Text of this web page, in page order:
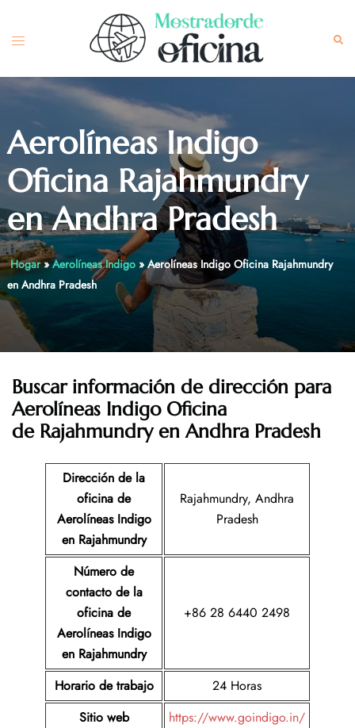
content
Toggle
Aerolíneas Indigo
Oficina Rajahmundry
en Andhra Pradesh
Hogar»Aerolíneas Indigo»Aerolíneas Indigo Oficina Rajahmundry
en Andhra Pradesh
Buscar información de dirección para
Aerolíneas Indigo Oficina
de Rajahmundry en Andhra Pradesh
Dirección de la
oficina de
Aerolíneas Indigo
en Rajahmundry
Rajahmundry, Andhra
Pradesh
Número de
contacto de la
oficina de
Aerolíneas Indigo
en Rajahmundry
+86 28 6440 2498
Horario de trabajo
24 Horas
Sitio web
https://www.goindigo.in/